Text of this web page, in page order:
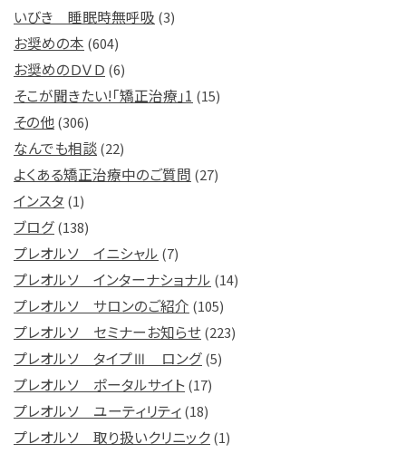
いびき 睡眠時無呼吸 (3)
お奨めの本 (604)
お奨めのＤＶＤ (6)
そこが聞きたい!「矯正治療」1 (15)
その他(306)
なんでも相談(22)
よくある矯正治療中のご質問 (27)
インスタ (1)
ブログ(138)
プレオルソ イニシャル (7)
プレオルソ インターナショナル (14)
プレオルソ サロンのご紹介 (105)
プレオルソ セミナーお知らせ(223)
プレオルソ タイプⅢ ロング(5)
プレオルソ ポータルサイト(17)
プレオルソ ユーティリティ(18)
プレオルソ 取り扱いクリニック(1)